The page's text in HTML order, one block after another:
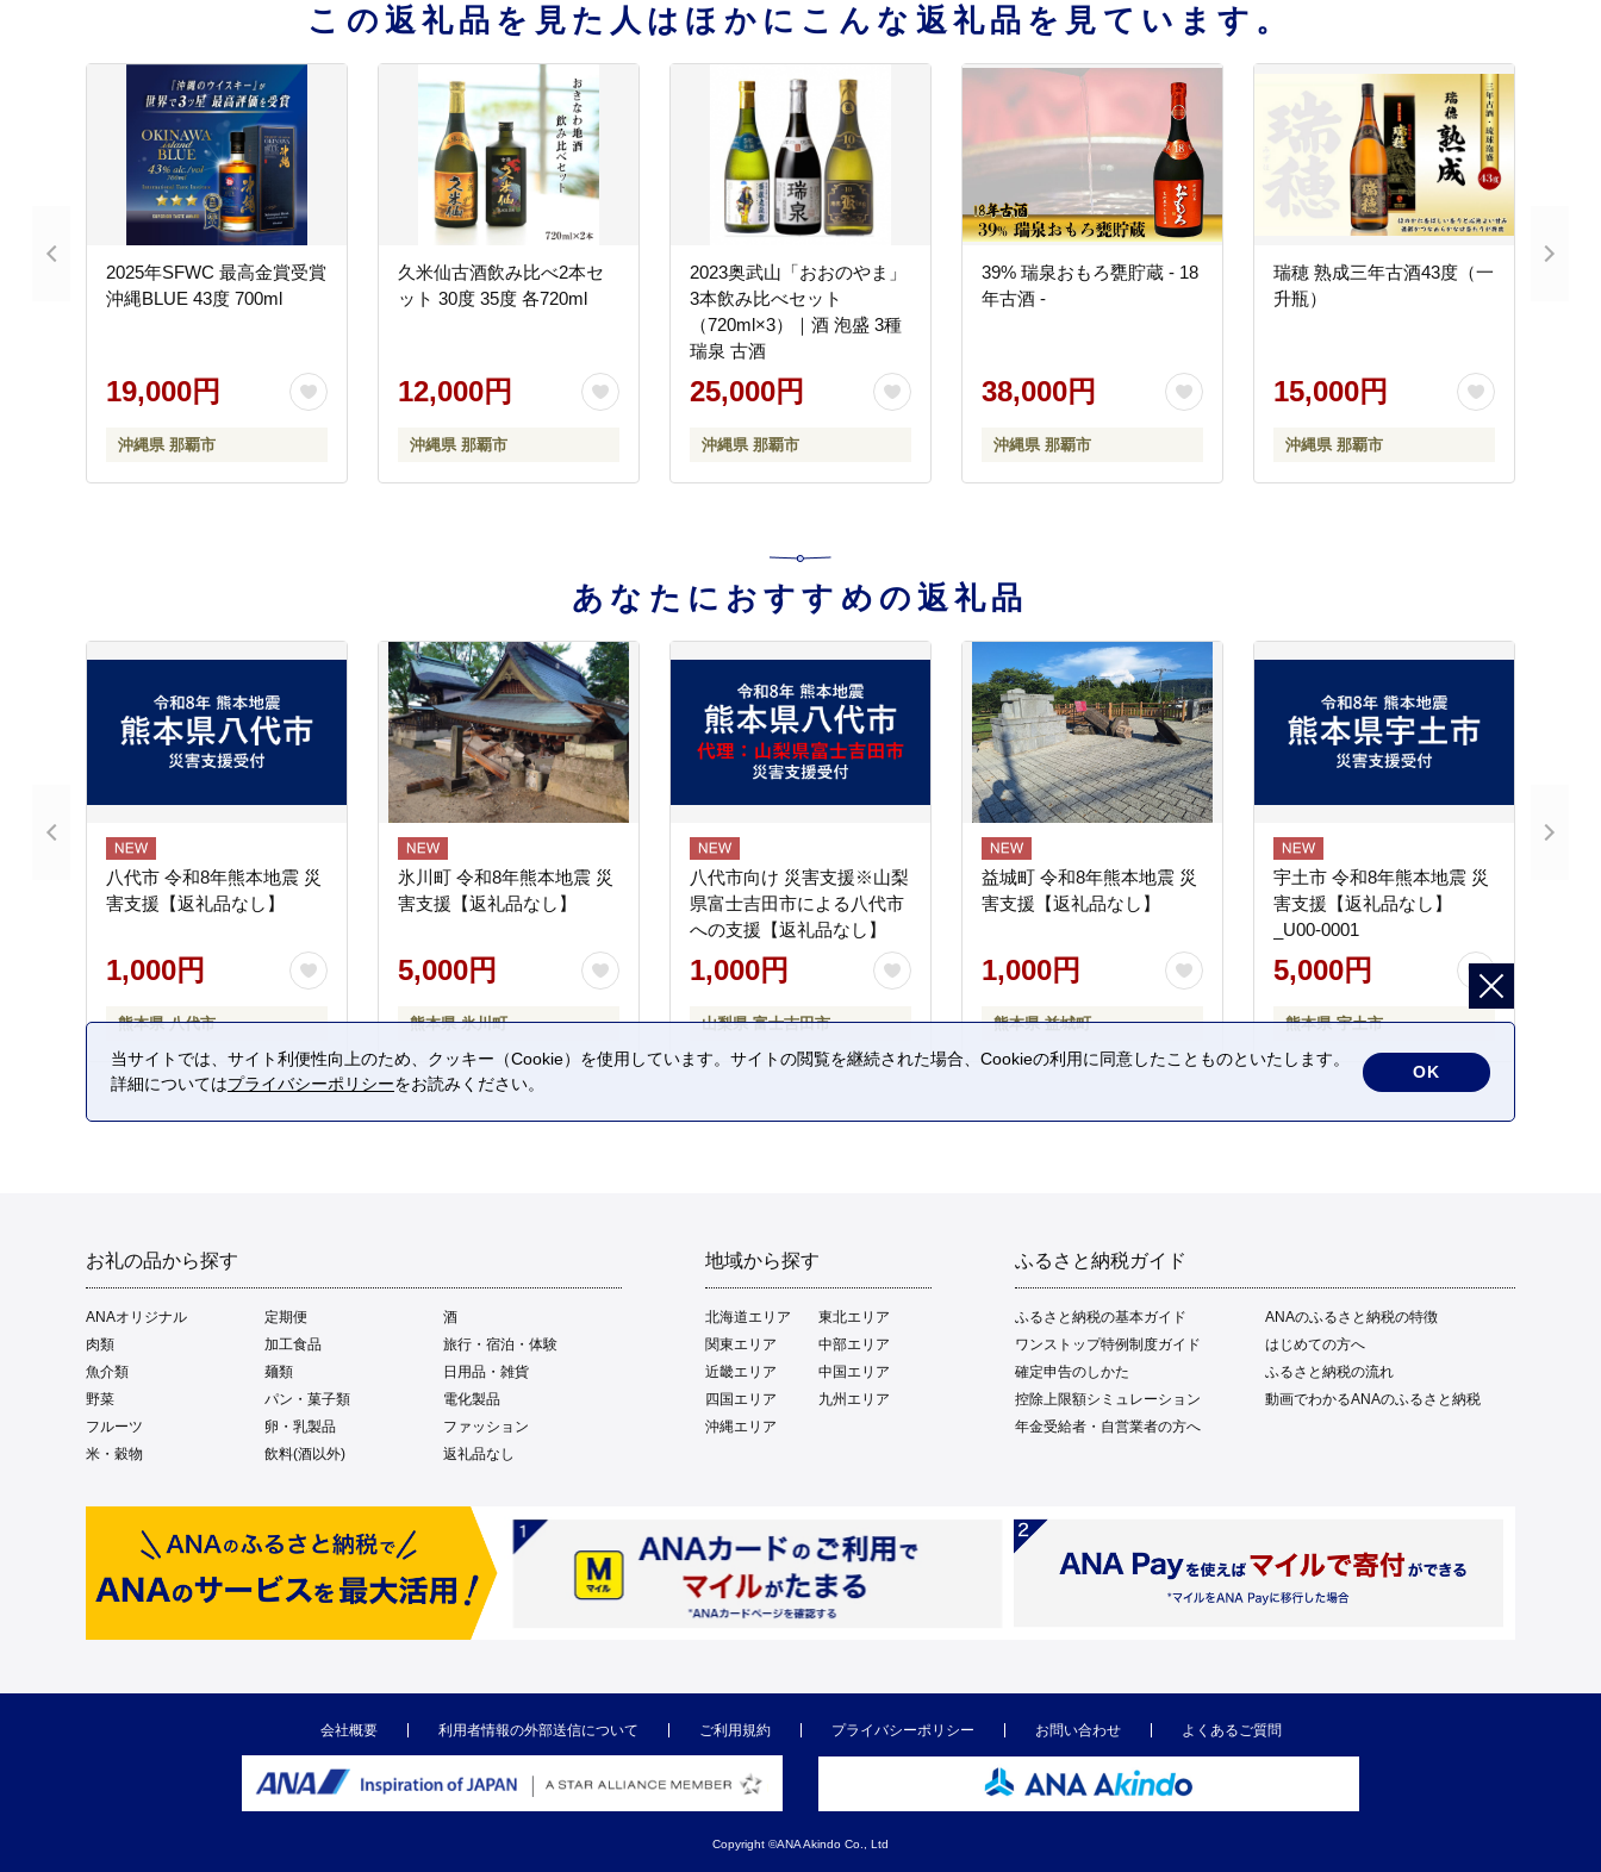
この返礼品を見た人はほかにこんな返礼品を見ています。
2025年SFWC 最高金賞受賞
沖縄BLUE 43度 700ml
19,000円
沖縄県 那覇市
久米仙古酒飲み比べ2本セ
ット 30度 35度 各720ml
12,000円
沖縄県 那覇市
2023奥武山「おおのやま」
3本飲み比べセット
（720ml×3）｜酒 泡盛 3種
瑞泉 古酒
25,000円
沖縄県 那覇市
39% 瑞泉おもろ甕貯蔵 - 18
年古酒 -
38,000円
沖縄県 那覇市
瑞穂 熟成三年古酒43度（一
升瓶）
15,000円
沖縄県 那覇市
あなたにおすすめの返礼品
八代市 令和8年熊本地震 災
害支援【返礼品なし】
1,000円
熊本県 八代市
氷川町 令和8年熊本地震 災
害支援【返礼品なし】
5,000円
熊本県 氷川町
八代市向け 災害支援※山梨
県富士吉田市による八代市
への支援【返礼品なし】
1,000円
山梨県 富士吉田市
益城町 令和8年熊本地震 災
害支援【返礼品なし】
1,000円
熊本県 益城町
宇土市 令和8年熊本地震 災
害支援【返礼品なし】
_U00-0001
5,000円
熊本県 宇土市
お礼の品から探す
ANAオリジナル 定期便
酒
肉類
加工食品
旅行・宿泊・体験
魚介類
麺類
日用品・雑貨
野菜
パン・菓子類
電化製品
フルーツ
卵・乳製品
ファッション
米・穀物
飲料(酒以外) 返礼品なし
地域から探す
北海道エリア
東北エリア
関東エリア
中部エリア
近畿エリア
中国エリア
四国エリア
九州エリア
沖縄エリア
ふるさと納税ガイド
ふるさと納税の基本ガイド
ANAのふるさと納税の特徴
ワンストップ特例制度ガイド
はじめての方へ
確定申告のしかた
ふるさと納税の流れ
控除上限額シミュレーション
動画でわかるANAのふるさと納税
年金受給者・自営業者の方へ
会社概要 利用者情報の外部送信について ご利用規約 プライバシーポリシー お問い合わせ よくあるご質問
Copyright ©ANA Akindo Co., Ltd
当サイトでは、サイト利便性向上のため、クッキー（Cookie）を使用しています。サイトの閲覧を継続された場合、Cookieの利用に同意したことものといたします。
詳細についてはプライバシーポリシーをお読みください。
OK